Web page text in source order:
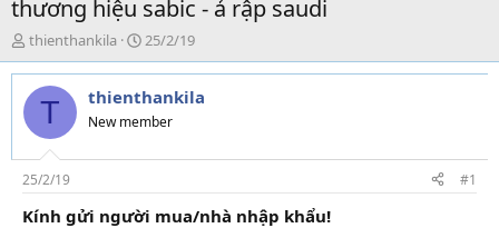
thương hiệu sabic - ả rập saudi
T
h
r
e
d
s
t
a
r
thienthankila
N
g
à
y
g
i
25/2/19
T thienthankila
New member
25/2/19 #1
Kính gửi người mua/nhà nhập khẩu!